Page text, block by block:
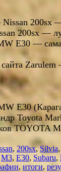
200sx
200sx —
E30 —
E30
Toyota
TOYOTA
, 200sx,Silvia,
M3, E30, Subaru,
, итоги,